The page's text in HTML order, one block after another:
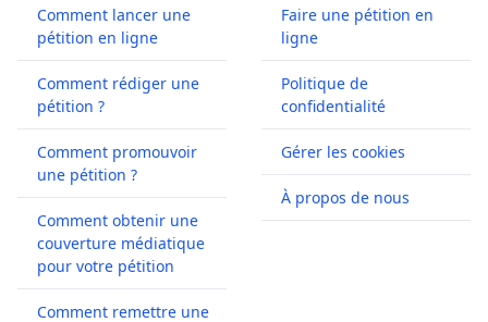
Comment lancer une
pétition en ligne
Comment rédiger une
pétition ?
Comment promouvoir
une pétition ?
Comment obtenir une
couverture médiatique
pour votre pétition
Comment remettre une
Faire une pétition en
ligne
Politique de
confidentialité
Gérer les cookies
À propos de nous